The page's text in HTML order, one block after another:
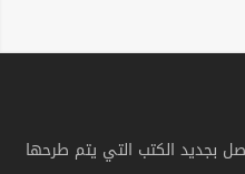
بجديد الكتب التي يتم طرحها